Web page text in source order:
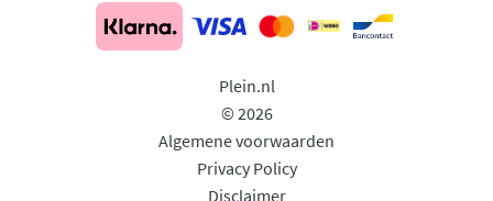
Plein.nl
© 2026
Algemene voorwaarden
Privacy Policy
Disclaimer